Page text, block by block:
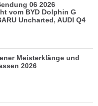
06 2026
vom BYD Dolphin G
Uncharted, AUDI Q4
Meisterklänge und
2026